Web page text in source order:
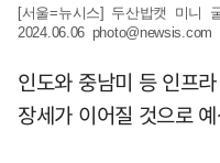
[서울=뉴시스] 두산밥캣 미니
2024.06.06 photo@newsis.com
인도와 중남미 등 인프
장세가 이어질 것으로